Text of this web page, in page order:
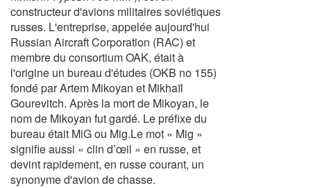
constructeur d'avions militaires soviétiques
russes. L'entreprise, appelée aujourd'hui
Russian Aircraft Corporation (RAC) et
membre du consortium OAK, était à
l'origine un bureau d'études (OKB no 155)
fondé par Artem Mikoyan et Mikhaïl
Gourevitch. Après la mort de Mikoyan, le
nom de Mikoyan fut gardé. Le préfixe du
bureau était MiG ou Mig.Le mot « Mig »
signifie aussi « clin d’œil » en russe, et
devint rapidement, en russe courant, un
synonyme d'avion de chasse.